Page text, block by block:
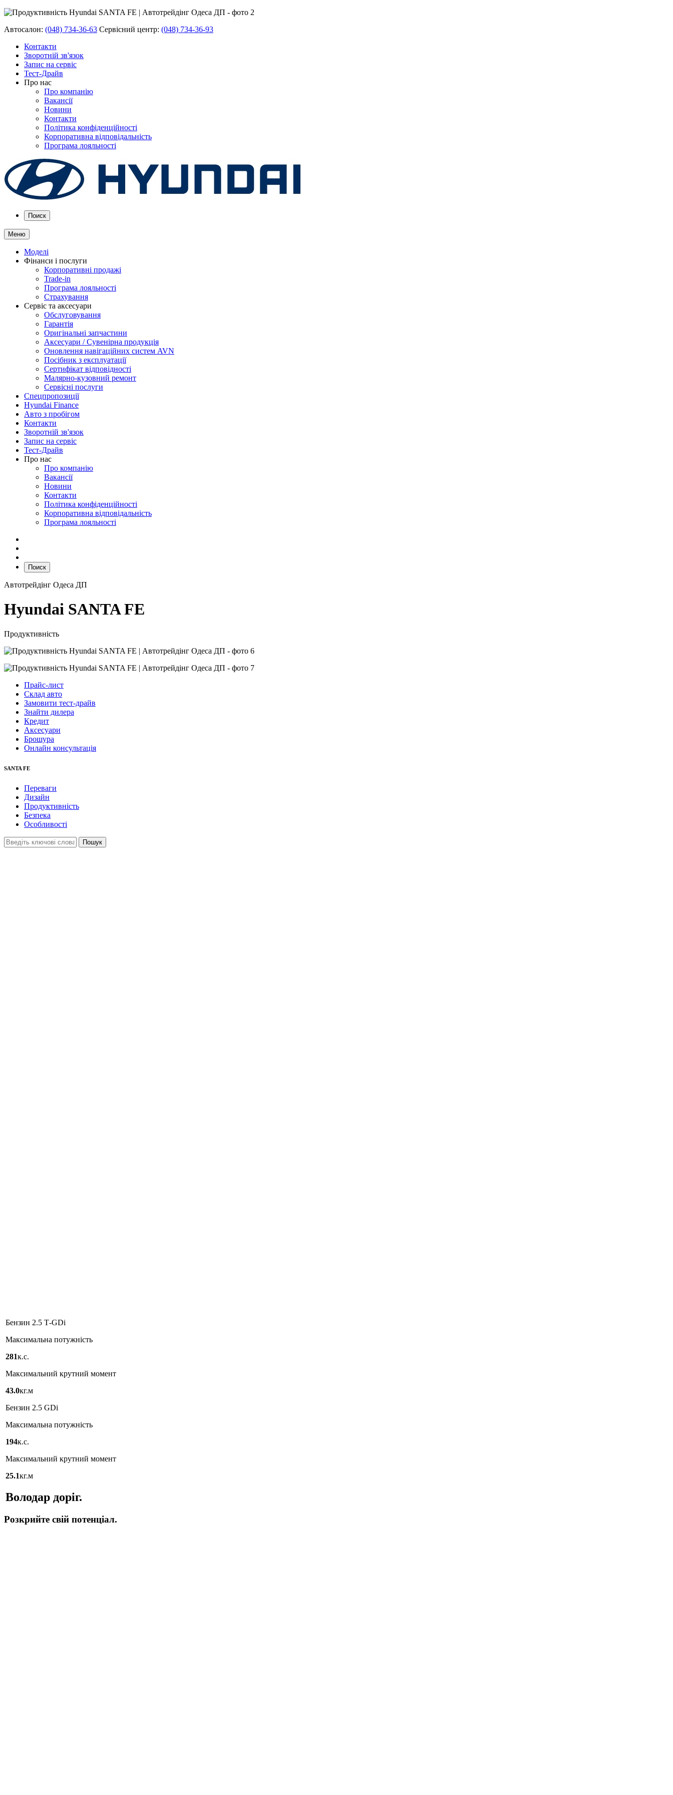
Автосалон: (048) 734-36-63 Сервісний центр: (048) 734-36-93
Контакти
Зворотній зв'язок
Запис на сервіс
Тест-Драйв
Про нас
Про компанію
Вакансії
Новини
Контакти
Політика конфіденційності
Корпоративна відповідальність
Програма лояльності
Поиск
Меню
Моделі
Фінанси і послуги
Корпоративні продажі
Trade-in
Програма лояльності
Страхування
Сервіс та аксесуари
Обслуговування
Гарантія
Оригінальні запчастини
Аксесуари / Сувенірна продукція
Оновлення навігаційних систем AVN
Посібник з експлуатації
Сертифікат відповідності
Малярно-кузовний ремонт
Сервісні послуги
Спецпропозиції
Hyundai Finance
Авто з пробігом
Контакти
Зворотній зв'язок
Запис на сервіс
Тест-Драйв
Про нас
Про компанію
Вакансії
Новини
Контакти
Політика конфіденційності
Корпоративна відповідальність
Програма лояльності
Поиск
Автотрейдінг Одеса ДП
Hyundai SANTA FE
Продуктивність
Прайс-лист
Склад авто
Замовити тест-драйв
Знайти дилера
Кредит
Аксесуари
Брошура
Онлайн консультація
SANTA FE
Переваги
Дизайн
Продуктивність
Безпека
Особливості
Бензин 2.5 Т-GDi
Максимальна потужність
281к.с.
Максимальний крутний момент
43.0кг.м
Бензин 2.5 GDi
Максимальна потужність
194к.с.
Максимальний крутний момент
25.1кг.м
Володар доріг.
Розкрийте свій потенціал.